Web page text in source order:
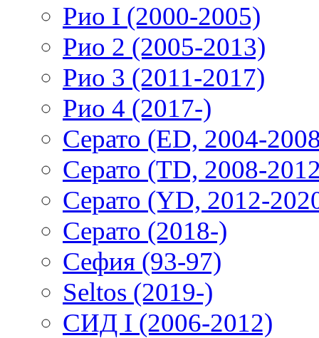
Рио I (2000-2005)
Рио 2 (2005-2013)
Рио 3 (2011-2017)
Рио 4 (2017-)
Серато (ED, 2004-
Серато (TD, 2008-
Серато (YD, 2012-
Серато (2018-)
Сефия (93-97)
Seltos (2019-)
СИД I (2006-2012)